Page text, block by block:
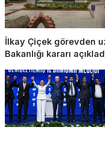
İlkay Çiçek görevden
Bakanlığı kararı